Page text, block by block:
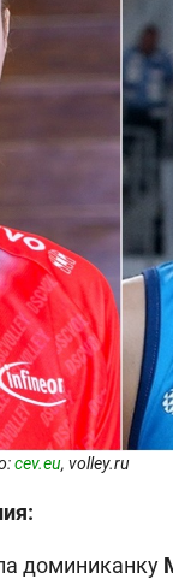
cev.eu, volley.ru
доминиканку